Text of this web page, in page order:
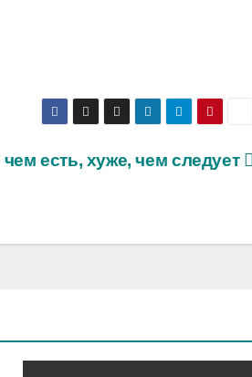
есть, хуже, чем следует